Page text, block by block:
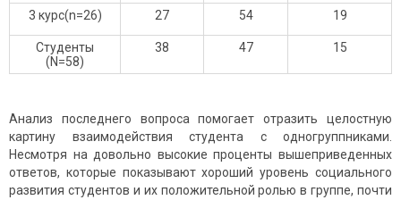
3 курс(n=26) 27 54 19
Студенты
(N=58)
38 47 15
Анализ последнего вопроса помогает отразить целостную
картину взаимодействия студента с одногруппниками.
Несмотря на довольно высокие проценты вышеприведенных
ответов, которые показывают хороший уровень социального
развития студентов и их положительной ролью в группе, почти